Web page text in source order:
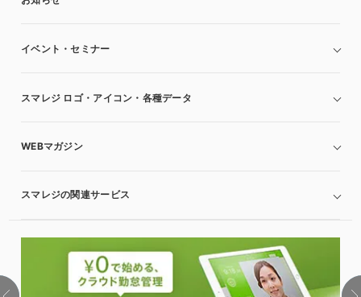
イベント・セミナー
スマレジ ロゴ・アイコン・各種データ
WEBマガジン
スマレジの関連サービス